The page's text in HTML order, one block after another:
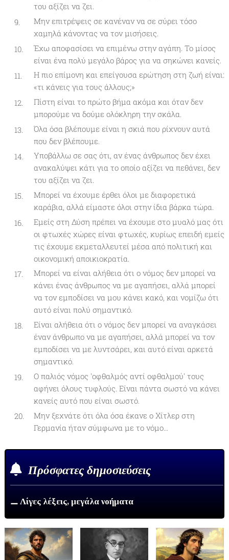
του αξίζει να ζει.
Μην επιτρέψεις σε κανέναν να σε σύρει τόσο
χαμηλά κάνοντας να τον μισήσεις.
Έχω αποφασίσει να επιμένω στην αγάπη. Το μίσος
είναι ένα πολύ μεγάλο βάρος για να σηκώνει κανείς.
Η πιο επίμονη και επείγουσα ερώτηση στη ζωή είναι:
«τι κάνεις για τους άλλους;»
Πίστη είναι το πρώτο βήμα ακόμα και όταν δεν
μπορούμε να δούμε ολόκληρη την σκάλα.
Όλα όσα βλέπουμε είναι η σκιά που ρίχνουν αυτά
που δεν βλέπουμε.
Υποβάλλω σε σας ότι, αν ένας άνθρωπος δεν έχει
ανακαλύψει κάτι για το οποίο αξίζει να πεθάνει, δεν
του αξίζει να ζει.
Μπορεί να έχουμε έρθει όλοι με διαφορετικά
καράβια, αλλά είμαστε όλοι στην ίδια βάρκα τώρα.
Εμείς στη Δύση πρέπει να έχουμε στο μυαλό μας ότι
οι φτωχές χώρες είναι φτωχές, κυρίως επειδή εμείς
τις έχουμε εκμεταλλευτεί μέσα από πολιτική και
οικονομική αποικιοκρατία.
Μπορεί να είναι αλήθεια ότι ο νόμος δεν μπορεί να
κάνει ένας άνθρωπος να με αγαπήσει, αλλά μπορεί
να τον εμποδίσει να μου κάνει κακό, και νομίζω ότι
αυτό είναι πολύ σημαντικό.
Είναι αλήθεια ότι ο νόμος δεν μπορεί να αναγκάσει
έναν άνθρωπο να με αγαπήσει, αλλά μπορεί να τον
εμποδίσει να με λυντσάρει, και αυτό είναι αρκετά
σημαντικό.
Ο παλιός νόμος 'οφθαλμός αντί οφθαλμού' τους
αφήνει όλους τυφλούς. Είναι πάντα σωστό να κάνει
κανείς αυτό που είναι σωστό.
Μην ξεχνάτε ότι όλα όσα έκανε ο Χίτλερ στη
Γερμανία ήταν σύμφωνα με το νόμο…
Πρόσφατες δημοσιεύσεις
⚊ Λίγες λέξεις, μεγάλα νοήματα